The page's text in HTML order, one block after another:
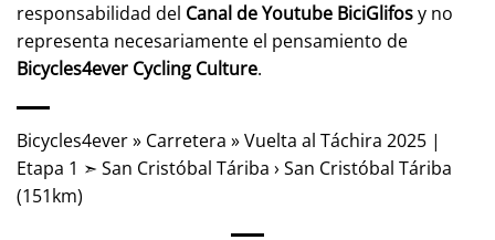
responsabilidad del Canal de Youtube BiciGlifosy no
representa necesariamente el pensamiento de
Bicycles4ever Cycling Culture.
Bicycles4ever» Carretera »Vuelta al Táchira 2025 |
Etapa 1 ➣ San Cristóbal Táriba › San Cristóbal Táriba
(151km)